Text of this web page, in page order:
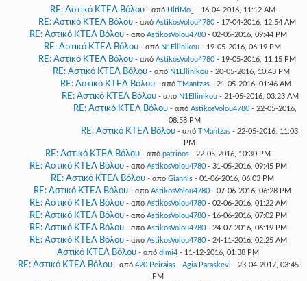
RE: Αστικό ΚΤΕΛ Βόλου - από UltiMo_ - 16-04-2016, 11:12 AM
RE: Αστικό ΚΤΕΛ Βόλου - από AstikosVolou4780- 17-04-2016, 12:54 AM
RE: Αστικό ΚΤΕΛ Βόλου - από AstikosVolou4780- 02-05-2016, 09:44 PM
RE: Αστικό ΚΤΕΛ Βόλου - από N1Ellinikou - 19-05-2016, 06:19 PM
RE: Αστικό ΚΤΕΛ Βόλου - από AstikosVolou4780- 19-05-2016, 11:15 PM
RE: Αστικό ΚΤΕΛ Βόλου - από N1Ellinikou - 20-05-2016, 10:43 PM
RE: Αστικό ΚΤΕΛ Βόλου - από TMantzas - 21-05-2016, 01:46 AM
RE: Αστικό ΚΤΕΛ Βόλου - από N1Ellinikou - 21-05-2016, 03:23 AM
RE: Αστικό ΚΤΕΛ Βόλου - από AstikosVolou4780- 22-05-2016,
08:58 PM
RE: Αστικό ΚΤΕΛ Βόλου - από TMantzas- 22-05-2016, 11:03
PM
RE: Αστικό ΚΤΕΛ Βόλου - από patrinos - 22-05-2016, 10:30 PM
RE: Αστικό ΚΤΕΛ Βόλου - από AstikosVolou4780- 31-05-2016, 09:45 PM
RE: Αστικό ΚΤΕΛ Βόλου - από Giannis - 01-06-2016, 06:03 PM
RE: Αστικό ΚΤΕΛ Βόλου - από AstikosVolou4780 - 07-06-2016, 06:28 PM
RE: Αστικό ΚΤΕΛ Βόλου - από AstikosVolou4780- 02-06-2016, 01:22 AM
RE: Αστικό ΚΤΕΛ Βόλου - από AstikosVolou4780- 16-06-2016, 07:02 PM
RE: Αστικό ΚΤΕΛ Βόλου - από AstikosVolou4780- 24-07-2016, 06:19 PM
RE: Αστικό ΚΤΕΛ Βόλου - από AstikosVolou4780- 24-11-2016, 02:25 AM
Αστικό ΚΤΕΛ Βόλου - από dimi4 - 11-12-2016, 01:38 PM
RE: Αστικό ΚΤΕΛ Βόλου - από 420 Peiraias - Agia Paraskevi - 23-04-2017, 03:45
PM